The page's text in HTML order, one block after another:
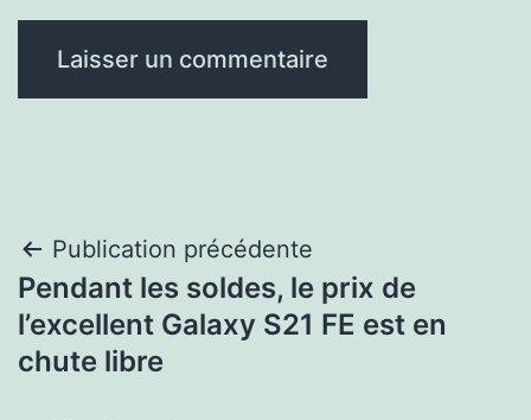
Navigation
de
l’article
Publication précédente
Pendant les soldes, le prix de
l’excellent Galaxy S21 FE est en
chute libre